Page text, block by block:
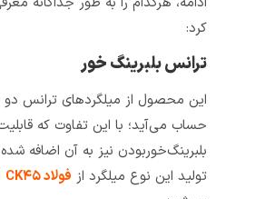
ترانس بلبرینگ‌ خور
این محصول از میلگردهای ترانس دو پولیش به
حساب می‌آید؛ با این تفاوت که قابلیت
بلبرینگ‌خوربودن نیز به آن اضافه شده است. برای
تولید این نوع میلگرد از فولاد CK۴۵
استفاده